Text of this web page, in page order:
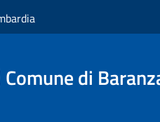
Comune di